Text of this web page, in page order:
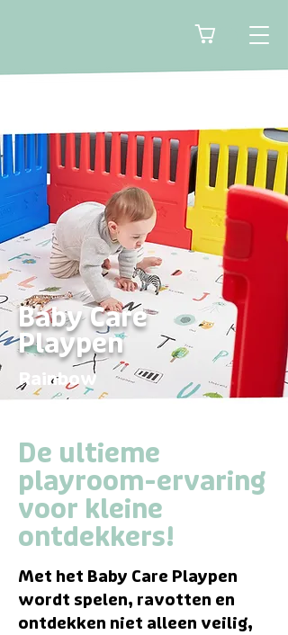
🛒
Baby Care
Playpen
Rainbow
De ultieme
playroom-ervaring
voor kleine
ontdekkers!
Met het Baby Care Playpen
wordt spelen, ravotten en
ontdekken niet alleen veilig,